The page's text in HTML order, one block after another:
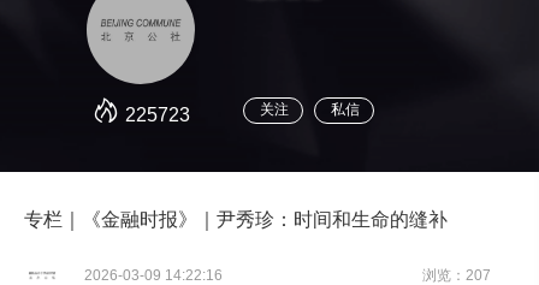
225723 关注 私信
专栏｜《金融时报》｜尹秀珍：时间和生命的缝补
2026-03-09 14:22:16 浏览：207